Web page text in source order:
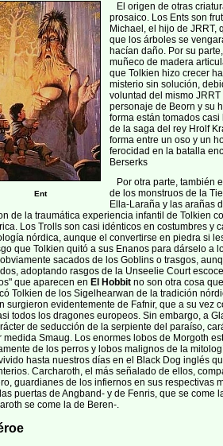
Ent
El origen de otras
prosaico. Los Ents son
Michael, el hijo de JRRT,
que los árboles se
hacían daño. Por su
muñeco de madera
que Tolkien hizo crecer
misterio sin solución,
voluntad del mismo
personaje de Beorn y su
forma están tomados
de la saga del rey Hrolf
forma entre un oso y un
ferocidad en la batalla
Berserks
Por otra parte, también
de los monstruos de la
Ella-Laraña y las arañas
de la traumática experiencia infantil de Tolkien
Los Trolls son casi idénticos en costumbres y
nórdica, aunque el convertirse en piedra si
que Tolkien quitó a sus Enanos para dárselo a
sacados de los Goblins o trasgos,
adoptando rasgos de la Unseelie Court
que aparecen en El Hobbit no son otra cosa
Tolkien de los Sigelhearwan de la tradición
surgieron evidentemente de Fafnir, que a su vez
todos los dragones europeos. Sin embargo, a
de seducción de la serpiente del paraíso,
medida Smaug. Los enormes lobos de Morgoth
de los perros y lobos malignos de la
hasta nuestros días en el Black Dog inglés
Carcharoth, el más señalado de ellos,
guardianes de los infiernos en sus respectivas
puertas de Angband- y de Fenris, que se come
se come la de Beren-.